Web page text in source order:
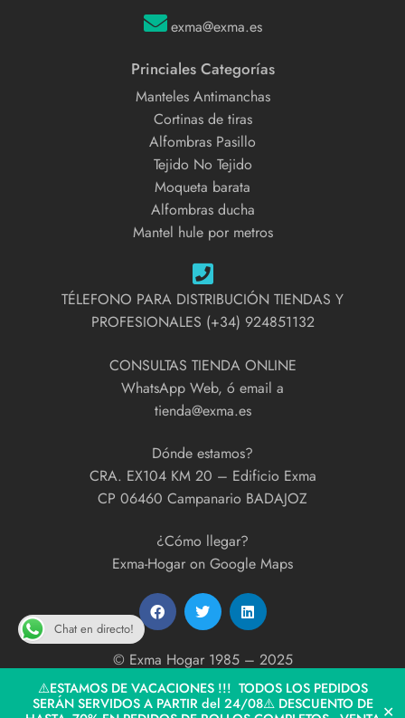
⚠️ESTAMOS DE VACACIONES !!! TODOS LOS PEDIDOS
SERÁN SERVIDOS A PARTIR del 24/08⚠️ DESCUENTO DE ✕
exma@exma.es
Princiales Categorías
Manteles Antimanchas
Cortinas de tiras
Alfombras Pasillo
Tejido No Tejido
Moqueta barata
Alfombras ducha
Mantel hule por metros
TÉLEFONO PARA DISTRIBUCIÓN TIENDAS Y
PROFESIONALES (+34) 924851132
CONSULTAS TIENDA ONLINE
WhatsApp Web, ó email a
tienda@exma.es
Dónde estamos?
CRA. EX104 KM 20 – Edificio Exma
CP 06460 Campanario BADAJOZ
¿Cómo llegar?
Exma-Hogar on Google Maps
© Exma Hogar 1985 – 2025
developed by ExmaPrint!
Chat en directo!